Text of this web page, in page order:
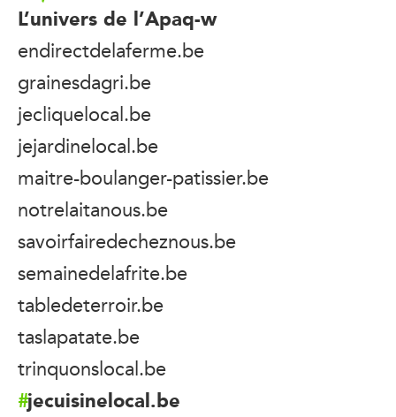
L’univers de l’Apaq-w
endirectdelaferme.be
grainesdagri.be
jecliquelocal.be
jejardinelocal.be
maitre-boulanger-patissier.be
notrelaitanous.be
savoirfairedecheznous.be
semainedelafrite.be
tabledeterroir.be
taslapatate.be
trinquonslocal.be
jecuisinelocal.be